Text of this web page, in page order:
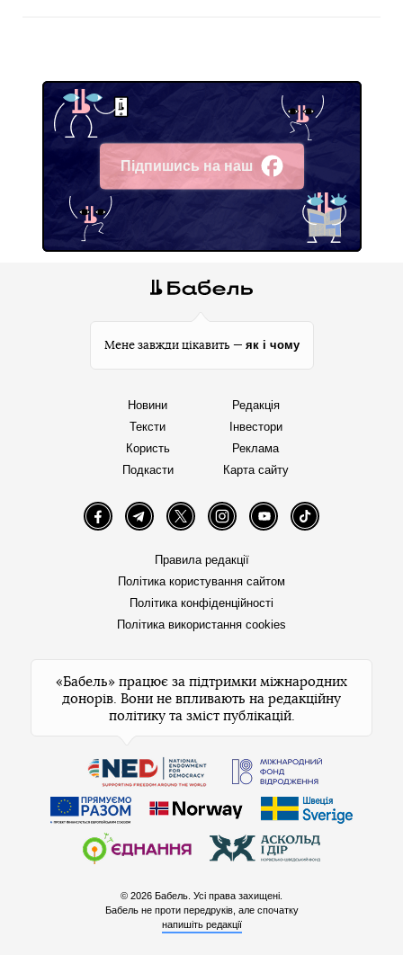
Підпишись на наш
Facebook
Мене завжди цікавить — як і чому
Новини
Тексти
Користь
Подкасти
Редакція
Інвестори
Реклама
Карта сайту
FacebookTelegramTwitter InstagramYouTube TikTok
Правила редакції
Політика користування сайтом
Політика конфіденційності
Політика використання cookies
«Бабель» працює за підтримки міжнародних
донорів. Вони не впливають на редакційну
політику та зміст публікацій.
© 2026 Бабель. Усі права захищені.
Бабель не проти передруків, але спочатку
напишіть редакції